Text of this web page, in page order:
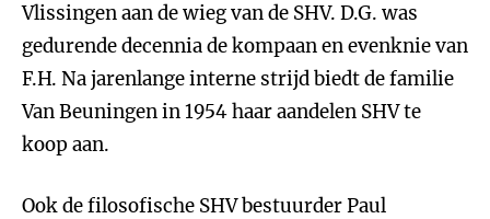
Vlissingen aan de wieg van de SHV. D.G. was
gedurende decennia de kompaan en evenknie van
F.H. Na jarenlange interne strijd biedt de familie
Van Beuningen in 1954 haar aandelen SHV te
koop aan.
Ook de filosofische SHV bestuurder Paul